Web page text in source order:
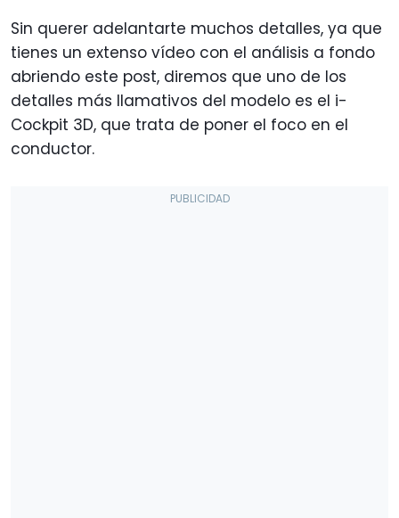
Sin querer adelantarte muchos detalles, ya que
tienes un extenso vídeo con el análisis a fondo
abriendo este post, diremos que uno de los
detalles más llamativos del modelo es el i-
Cockpit 3D, que trata de poner el foco en el
conductor.